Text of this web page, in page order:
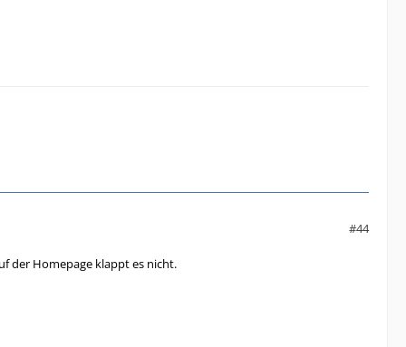
#44
der Homepage klappt es nicht.